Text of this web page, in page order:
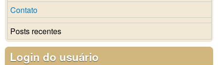
Contato
Posts recentes
Login do usuário